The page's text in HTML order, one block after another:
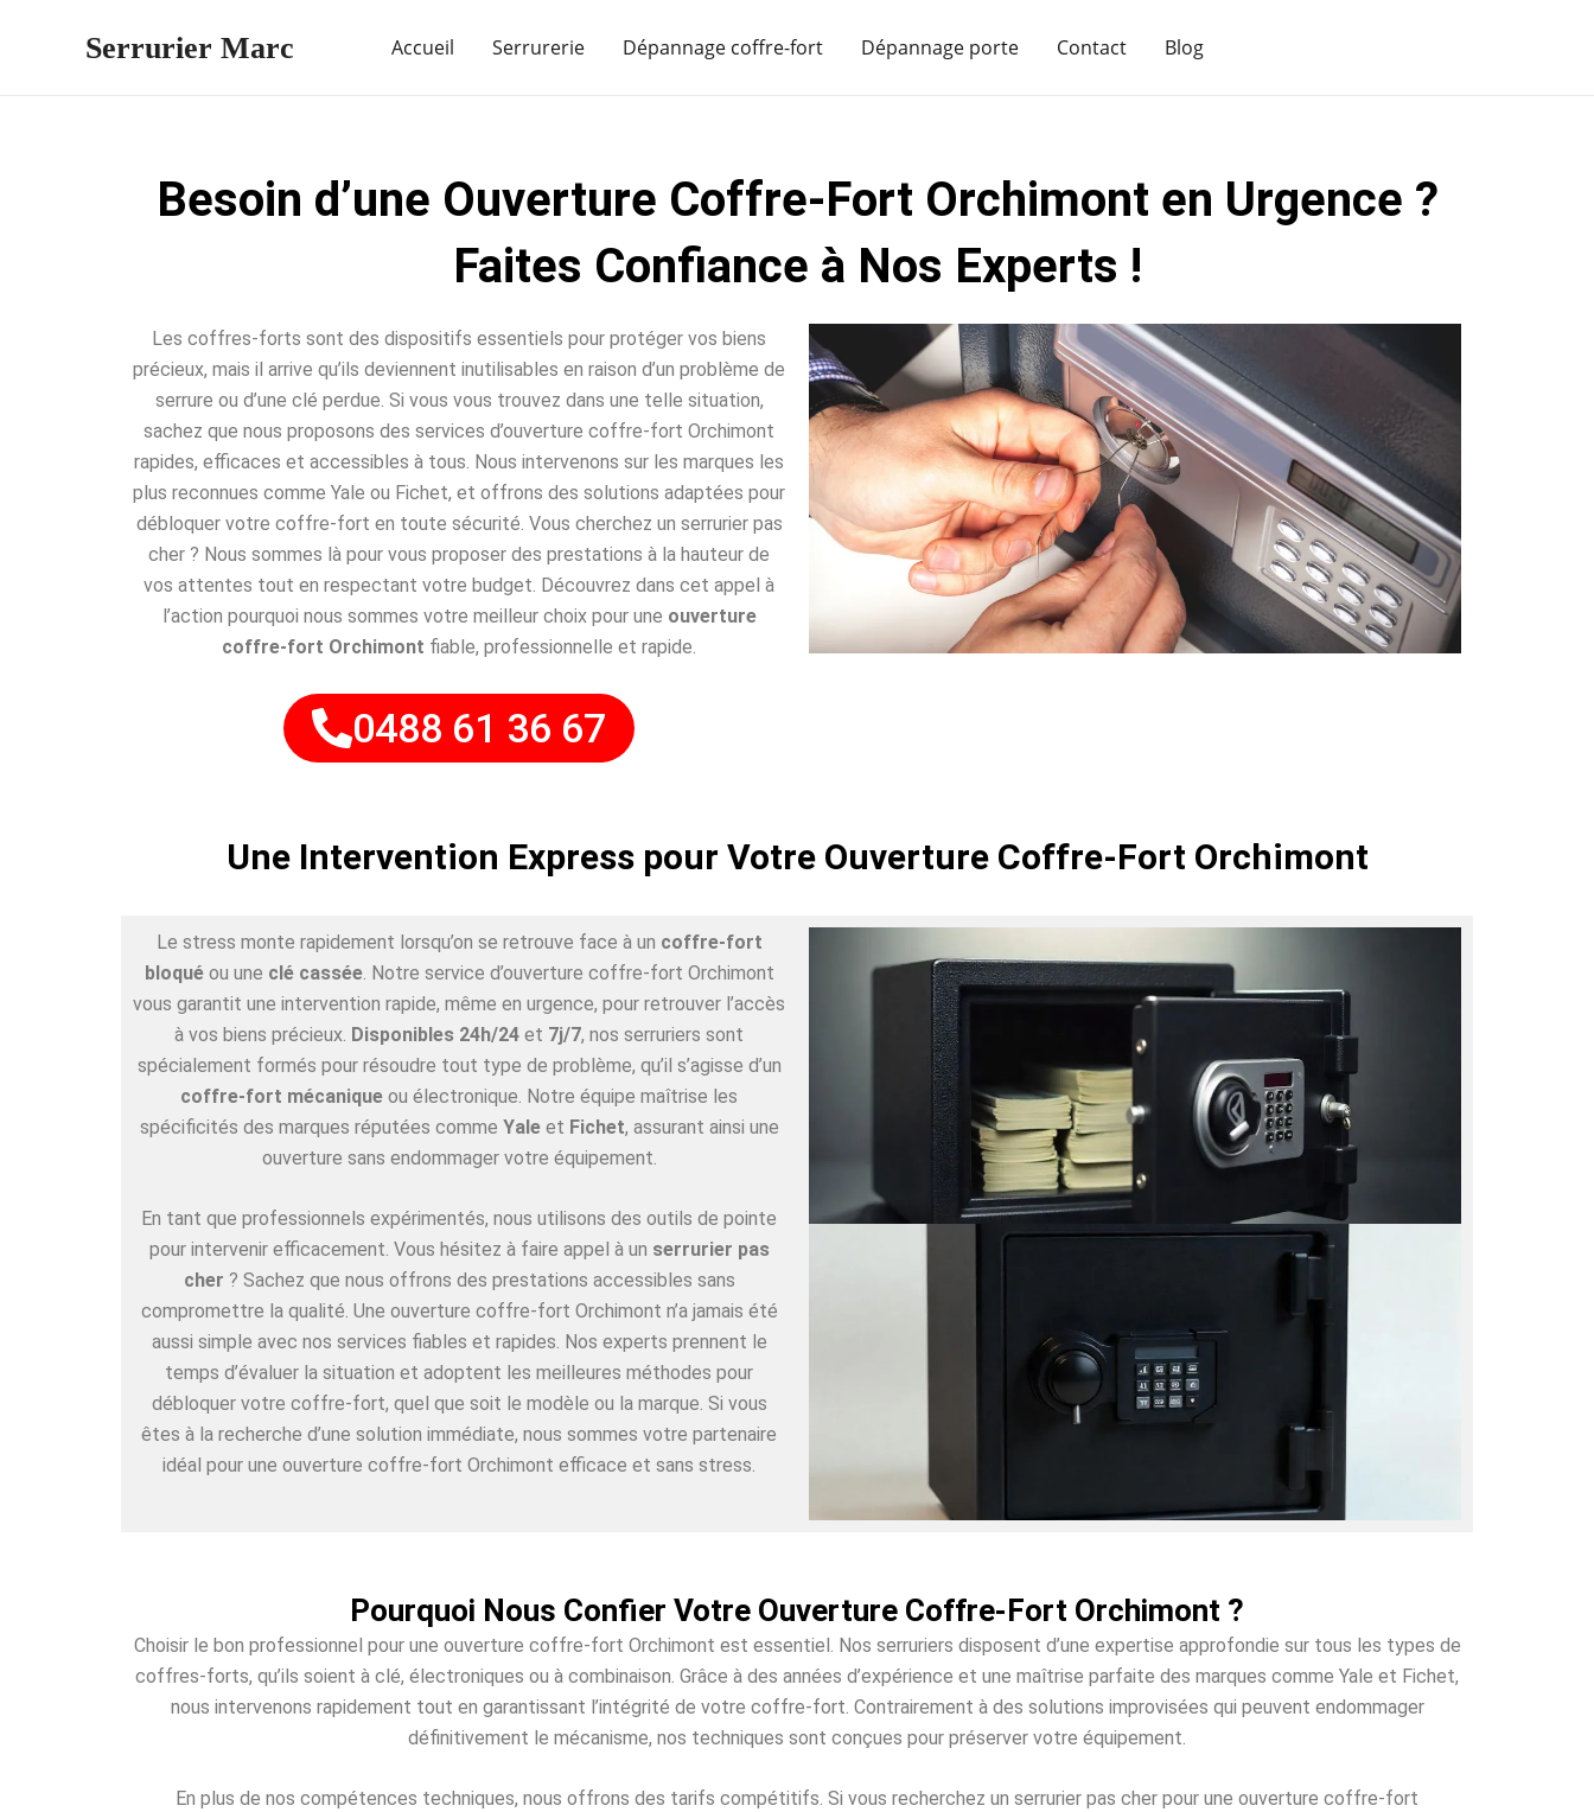
Serrurier Marc Accueil Serrurerie Dépannage coffre-fort Dépannage porte Contact Blog
Besoin d’une Ouverture Coffre-Fort Orchimont en Urgence ?
Faites Confiance à Nos Experts !
Les coffres-forts sont des dispositifs essentiels pour protéger vos biens
précieux, mais il arrive qu’ils deviennent inutilisables en raison d’un problème de
serrure ou d’une clé perdue. Si vous vous trouvez dans une telle situation,
sachez que nous proposons des services d’ouverture coffre-fort Orchimont
rapides, efficaces et accessibles à tous. Nous intervenons sur les marques les
plus reconnues comme Yale ou Fichet, et offrons des solutions adaptées pour
débloquer votre coffre-fort en toute sécurité. Vous cherchez un serrurier pas
cher ? Nous sommes là pour vous proposer des prestations à la hauteur de
vos attentes tout en respectant votre budget. Découvrez dans cet appel à
l’action pourquoi nous sommes votre meilleur choix pour une ouverture
coffre-fort Orchimont fiable, professionnelle et rapide.
0488 61 36 67
Une Intervention Express pour Votre Ouverture Coffre-Fort Orchimont
Le stress monte rapidement lorsqu’on se retrouve face à un coffre-fort
bloquéou une clé cassée. Notre service d’ouverture coffre-fort Orchimont
vous garantit une intervention rapide, même en urgence, pour retrouver l’accès
à vos biens précieux. Disponibles 24h/24 et 7j/7, nos serruriers sont
spécialement formés pour résoudre tout type de problème, qu’il s’agisse d’un
coffre-fort mécanique ou électronique. Notre équipe maîtrise les
spécificités des marques réputées comme Yaleet Fichet, assurant ainsi une
ouverture sans endommager votre équipement.
En tant que professionnels expérimentés, nous utilisons des outils de pointe
pour intervenir efficacement. Vous hésitez à faire appel à un serrurier pas
cher ? Sachez que nous offrons des prestations accessibles sans
compromettre la qualité. Une ouverture coffre-fort Orchimont n’a jamais été
aussi simple avec nos services fiables et rapides. Nos experts prennent le
temps d’évaluer la situation et adoptent les meilleures méthodes pour
débloquer votre coffre-fort, quel que soit le modèle ou la marque. Si vous
êtes à la recherche d’une solution immédiate, nous sommes votre partenaire
idéal pour une ouverture coffre-fort Orchimont efficace et sans stress.
Pourquoi Nous Confier Votre Ouverture Coffre-Fort Orchimont ?
Choisir le bon professionnel pour une ouverture coffre-fort Orchimont est essentiel. Nos serruriers disposent d’une expertise approfondie sur tous les types de
coffres-forts, qu’ils soient à clé, électroniques ou à combinaison. Grâce à des années d’expérience et une maîtrise parfaite des marques comme Yale et Fichet,
nous intervenons rapidement tout en garantissant l’intégrité de votre coffre-fort. Contrairement à des solutions improvisées qui peuvent endommager
définitivement le mécanisme, nos techniques sont conçues pour préserver votre équipement.
En plus de nos compétences techniques, nous offrons des tarifs compétitifs. Si vous recherchez un serrurier pas cher pour une ouverture coffre-fort